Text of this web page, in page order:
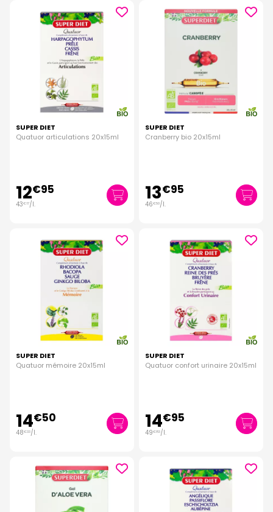
SUPER DIET
Quatuor articulations 20x15ml
12€95
43€ 17/l.
SUPER DIET
Cranberry bio 20x15ml
13€95
46€50/l.
SUPER DIET
Quatuor mémoire 20x15ml
14€50
48€33/l.
SUPER DIET
Quatuor confort urinaire 20x15ml
14€95
49€83/l.